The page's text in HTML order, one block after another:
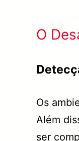
O
Os
Além
ser